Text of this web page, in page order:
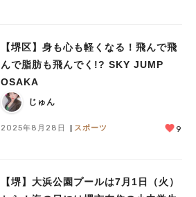
【堺区】身も心も軽くなる！飛んで飛
んで脂肪も飛んでく!? SKY JUMP
OSAKA
じゅん
2025年8月28日 スポーツ 9
【堺】大浜公園プールは7月1日（火）